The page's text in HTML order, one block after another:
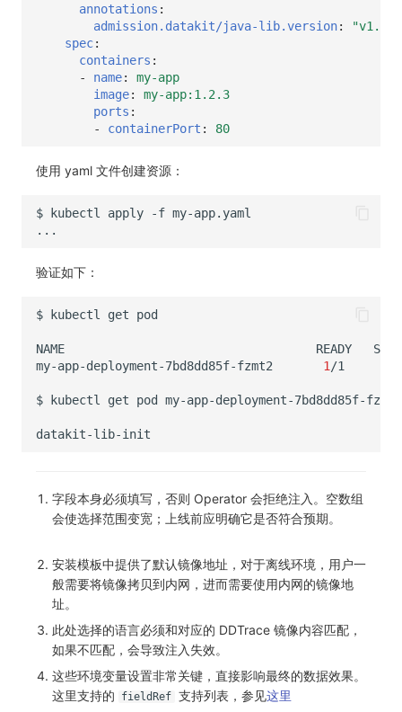
annotations :
admission.datakit/java-lib.version:
spec:
containers :
-
name:
my-app
image:
my-app:1.2.3
ports :
-
containerPort : 80
使用 yaml 文件创建资源：
$ kubectl apply -f
验证如下：
$ kubectl get
NAME READY
my-app-deployment-7bd8dd85f-fzmt2
1 /1
$ kubectl get pod my-app-deployment-7bd8dd85f-fzmt2
字段本身必须填写，否则 Operator 会拒绝注入。空数组
会使选择范围变宽；上线前应明确它是否符合预期。
安装模板中提供了默认镜像地址，对于离线环境，用户一
般需要将镜像拷贝到内网，进而需要使用内网的镜像地
址。
此处选择的语言必须和对应的 DDTrace 镜像内容匹配，
如果不匹配，会导致注入失效。
这些环境变量设置非常关键，直接影响最终的数据效果。
这里支持的
fieldRef 支持列表，参见这里